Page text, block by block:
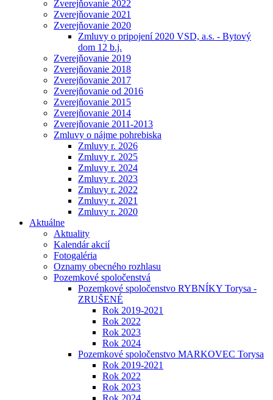
Zverejňovanie 2022
Zverejňovanie 2021
Zverejňovanie 2020
Zmluvy o pripojení 2020 VSD, a.s. - Bytový
dom 12 b.j.
Zverejňovanie 2019
Zverejňovanie 2018
Zverejňovanie 2017
Zverejňovanie od 2016
Zverejňovanie 2015
Zverejňovanie 2014
Zverejňovanie 2011-2013
Zmluvy o nájme pohrebiska
Zmluvy r. 2026
Zmluvy r. 2025
Zmluvy r. 2024
Zmluvy r. 2023
Zmluvy r. 2022
Zmluvy r. 2021
Zmluvy r. 2020
Aktuálne
Aktuality
Kalendár akcií
Fotogaléria
Oznamy obecného rozhlasu
Pozemkové spoločenstvá
Pozemkové spoločenstvo RYBNÍKY Torysa -
ZRUŠENÉ
Rok 2019-2021
Rok 2022
Rok 2023
Rok 2024
Pozemkové spoločenstvo MARKOVEC Torysa
Rok 2019-2021
Rok 2022
Rok 2023
Rok 2024